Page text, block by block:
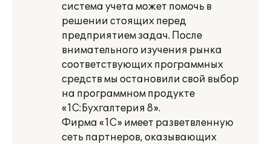
система учета может помочь в
решении стоящих перед
предприятием задач. После
внимательного изучения рынка
соответствующих программных
средств мы остановили свой выбор
на программном продукте
«1С:Бухгалтерия 8».
Фирма «1С» имеет разветвленную
сеть партнеров, оказывающих